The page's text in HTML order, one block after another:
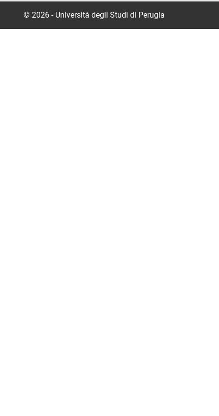
© 2026 - Università degli Studi di Perugia